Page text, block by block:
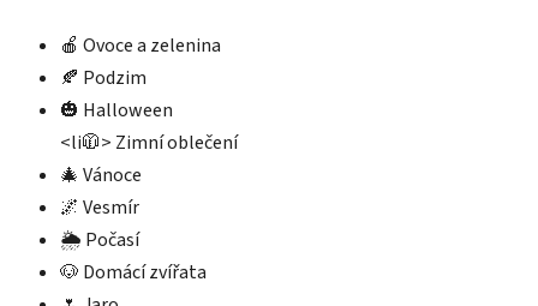
🍎 Ovoce a zelenina
🍂 Podzim
🎃 Halloween
<li🧥> Zimní oblečení
🎄 Vánoce
🌌 Vesmír
🌦️ Počasí
🐶 Domácí zvířata